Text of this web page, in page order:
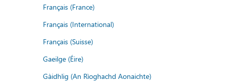
Français (France)
Français (International)
Français (Suisse)
Gaeilge (Éire)
Gàidhlig (An Rìoghachd Aonaichte)